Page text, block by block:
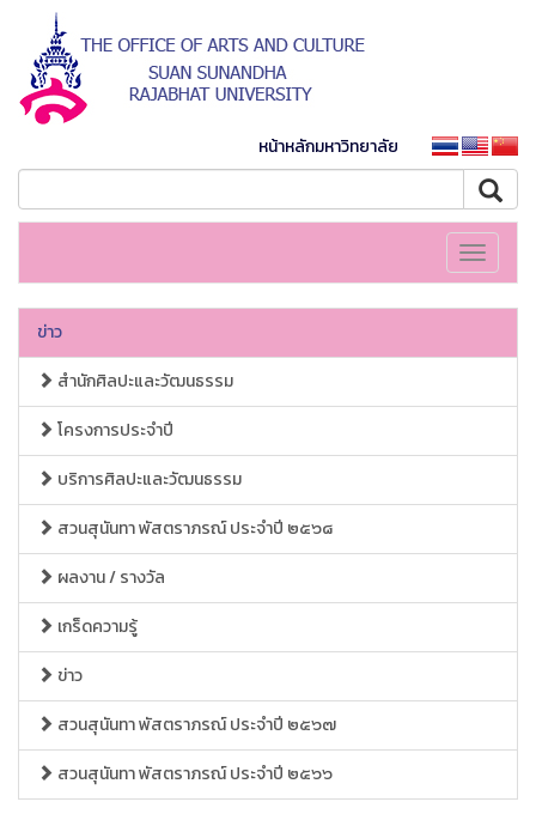
หน้าหลักมหาวิทยาลัย
Toggle
ข่าว
สำนักศิลปะและวัฒนธรรม
โครงการประจำปี
บริการศิลปะและวัฒนธรรม
สวนสุนันทา พัสตราภรณ์ ประจำปี ๒๕๖๘
ผลงาน / รางวัล
เกร็ดความรู้
ข่าว
สวนสุนันทา พัสตราภรณ์ ประจำปี ๒๕๖๗
สวนสุนันทา พัสตราภรณ์ ประจำปี ๒๕๖๖